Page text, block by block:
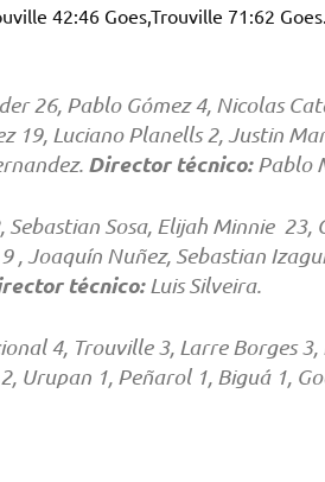
42:46 Goes,Trouville 71:62 Goes.
26, Pablo Gómez 4, Nicolas
19, Luciano Planells 2, Justin
Director técnico:Pablo
Sosa, Elijah Minnie 23,
, Joaquín Nuñez, Sebastian
técnico:Luis Silveira.
4, Trouville 3, Larre Borges 3,
Urupan 1, Peñarol 1, Biguá 1,